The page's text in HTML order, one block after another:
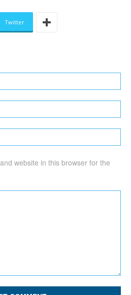
Twitter
website in this browser for the